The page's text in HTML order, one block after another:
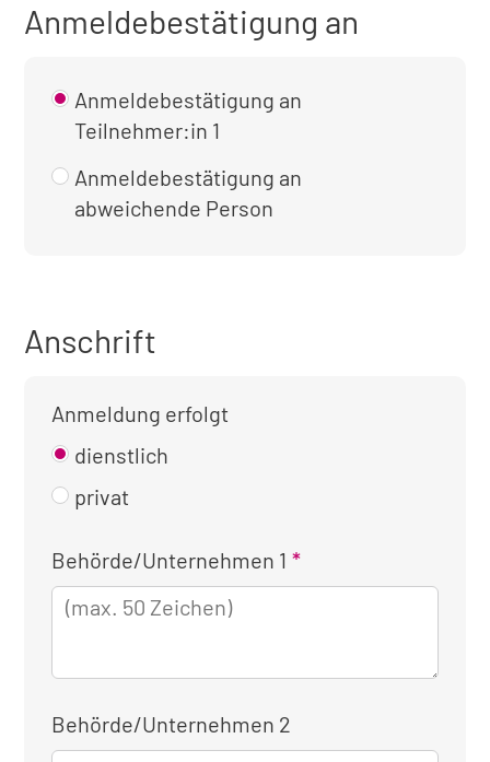
Anmeldebestätigung an
Anmeldebestätigung an
Teilnehmer:in 1
Anmeldebestätigung an
abweichende Person
Anschrift
Anmeldung erfolgt
dienstlich
privat
Kontaktinformationen
für
die
Behörde/Unternehmen 1
Behörde/Unternehmen 2